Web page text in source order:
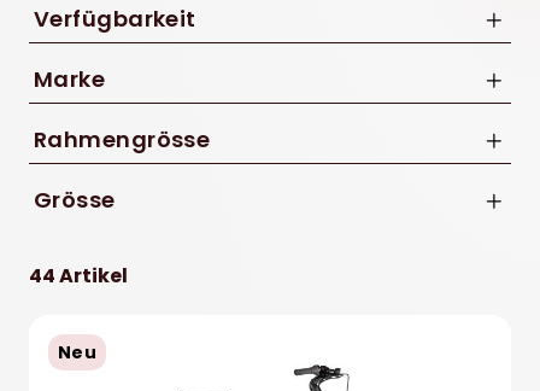
Verfügbarkeit
Marke
Riese & Müller
Rahmengrösse
Grösse
47
56
44 Artikel
Neu